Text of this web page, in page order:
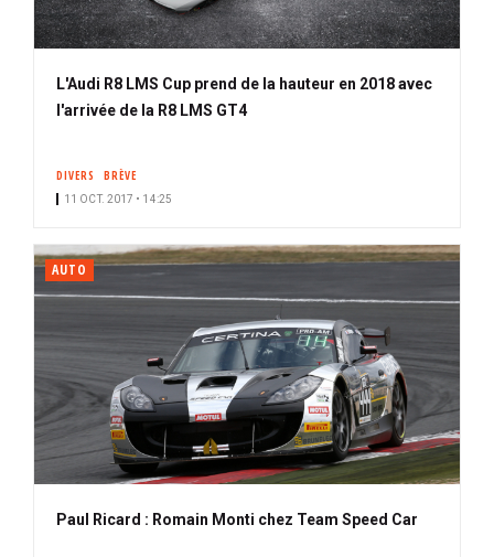
L'Audi R8 LMS Cup prend de la hauteur en 2018 avec
l'arrivée de la R8 LMS GT4
DIVERS BRÈVE
11 OCT. 2017 • 14:25
AUTO
Paul Ricard : Romain Monti chez Team Speed Car